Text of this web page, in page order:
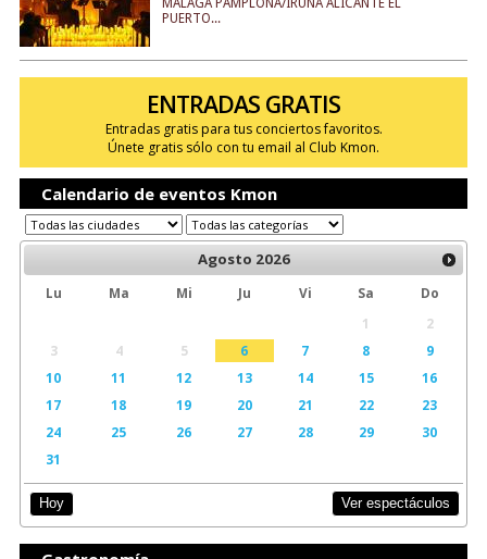
MÁLAGA PAMPLONA/IRUÑA ALICANTE EL
PUERTO...
ENTRADAS GRATIS
Entradas gratis para tus conciertos favoritos.
Únete gratis sólo con tu email al Club Kmon.
Calendario de eventos Kmon
Agosto 2026
Lu Ma Mi Ju Vi Sa
Do
1
2
3
4 5 6 7 8
9
10
11 12 13 14 15
16
17
18 19 20 21 22
23
24
25 26 27 28 29
30
31
Hoy Ver espectáculos